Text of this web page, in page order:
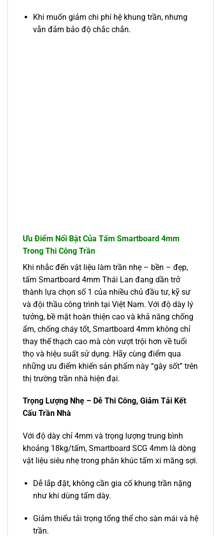
Khi muốn giảm chi phí hệ khung trần, nhưng
vẫn đảm bảo độ chắc chắn.
Ưu Điểm Nổi Bật Của Tấm Smartboard 4mm
Trong Thi Công Trần
Khi nhắc đến vật liệu làm trần nhẹ – bền – đẹp,
tấm Smartboard 4mm Thái Lan đang dần trở
thành lựa chọn số 1 của nhiều chủ đầu tư, kỹ sư
và đội thầu công trình tại Việt Nam. Với độ dày lý
tưởng, bề mặt hoàn thiện cao và khả năng chống
ẩm, chống cháy tốt, Smartboard 4mm không chỉ
thay thế thạch cao mà còn vượt trội hơn về tuổi
thọ và hiệu suất sử dụng. Hãy cùng điểm qua
những ưu điểm khiến sản phẩm này “gây sốt” trên
thị trường trần nhà hiện đại.
Trọng Lượng Nhẹ – Dễ Thi Công, Giảm Tải Kết
Cấu Trần Nhà
Với độ dày chỉ 4mm và trọng lượng trung bình
khoảng 18kg/tấm, Smartboard SCG 4mm là dòng
vật liệu siêu nhẹ trong phân khúc tấm xi măng sợi.
Dễ lắp đặt, không cần gia cố khung trần nặng
như khi dùng tấm dày.
Giảm thiểu tải trọng tổng thể cho sàn mái và hệ
trần.